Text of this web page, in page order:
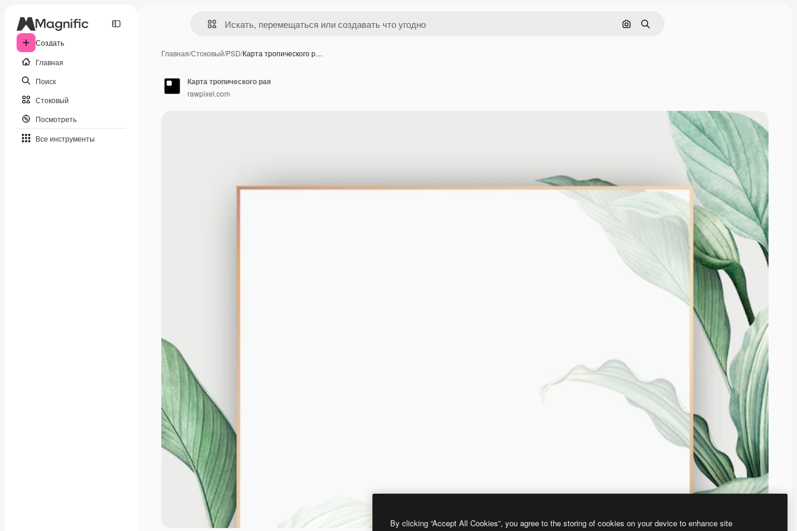
Создать
Главная
Поиск
Стоковый
Посмотреть
Все инструменты
Поиск по изображению
Поиск
Главная/Стоковый/PSD/Карта тропического р…
Карта тропического рая
rawpixel.com
By clicking “Accept All Cookies”, you agree to the storing of cookies on your device to enhance site